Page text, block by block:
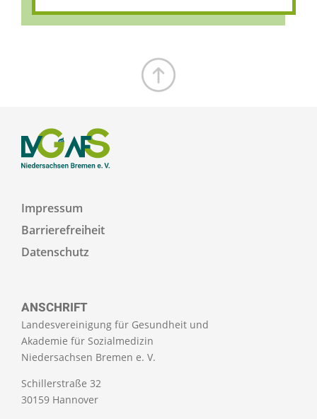
ANSCHRIFT
Landesvereinigung für Gesundheit und
Akademie für Sozialmedizin
Niedersachsen Bremen e. V.
Schillerstraße 32
30159 Hannover
Impressum
Barrierefreiheit
Datenschutz